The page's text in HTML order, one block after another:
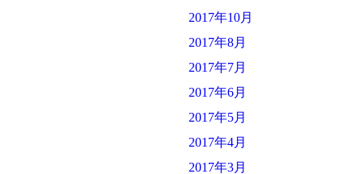
2017年10月
2017年8月
2017年7月
2017年6月
2017年5月
2017年4月
2017年3月